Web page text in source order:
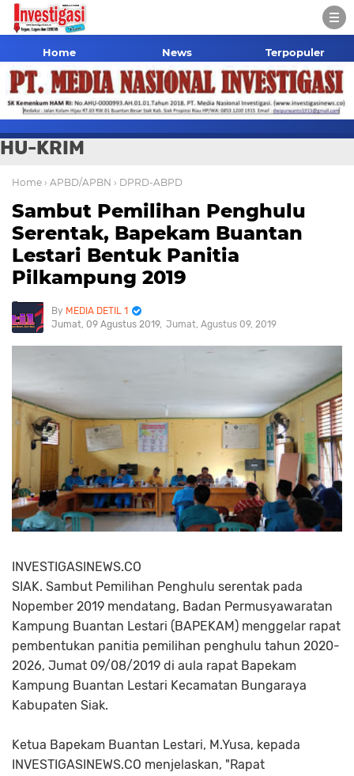
Home News Terpopuler
HU-KRIM
Home › APBD/APBN › DPRD-ABPD
Sambut Pemilihan Penghulu
Serentak, Bapekam Buantan
Lestari Bentuk Panitia
Pilkampung 2019
MEDIA DETIL 1
Jumat, 09 Agustus 2019 Jumat, Agustus 09, 2019
INVESTIGASINEWS.CO
SIAK. Sambut Pemilihan Penghulu serentak pada
Nopember 2019 mendatang, Badan Permusyawaratan
Kampung Buantan Lestari (BAPEKAM) menggelar rapat
pembentukan panitia pemilihan penghulu tahun 2020-
2026, Jumat 09/08/2019 di aula rapat Bapekam
Kampung Buantan Lestari Kecamatan Bungaraya
Kabupaten Siak.
Ketua Bapekam Buantan Lestari, M.Yusa, kepada
INVESTIGASINEWS.CO menjelaskan, "Rapat